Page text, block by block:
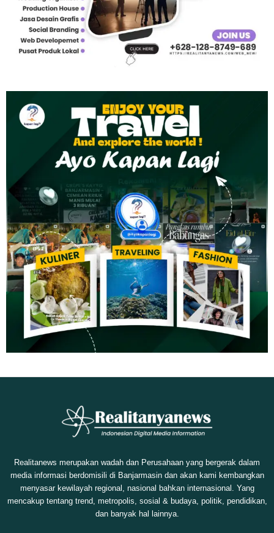
Realitanews merupakan wadah dan Perusahaan yang bergerak dalam
media informasi berdomisili di Banjarmasin dan akan kami kembangkan
menyasar kewilayah regional, nasional bahkan internasional. Yang
mencakup tentang trend, metropolis, sosial & budaya, politik, pendidikan,
dan banyak hal lainnya.